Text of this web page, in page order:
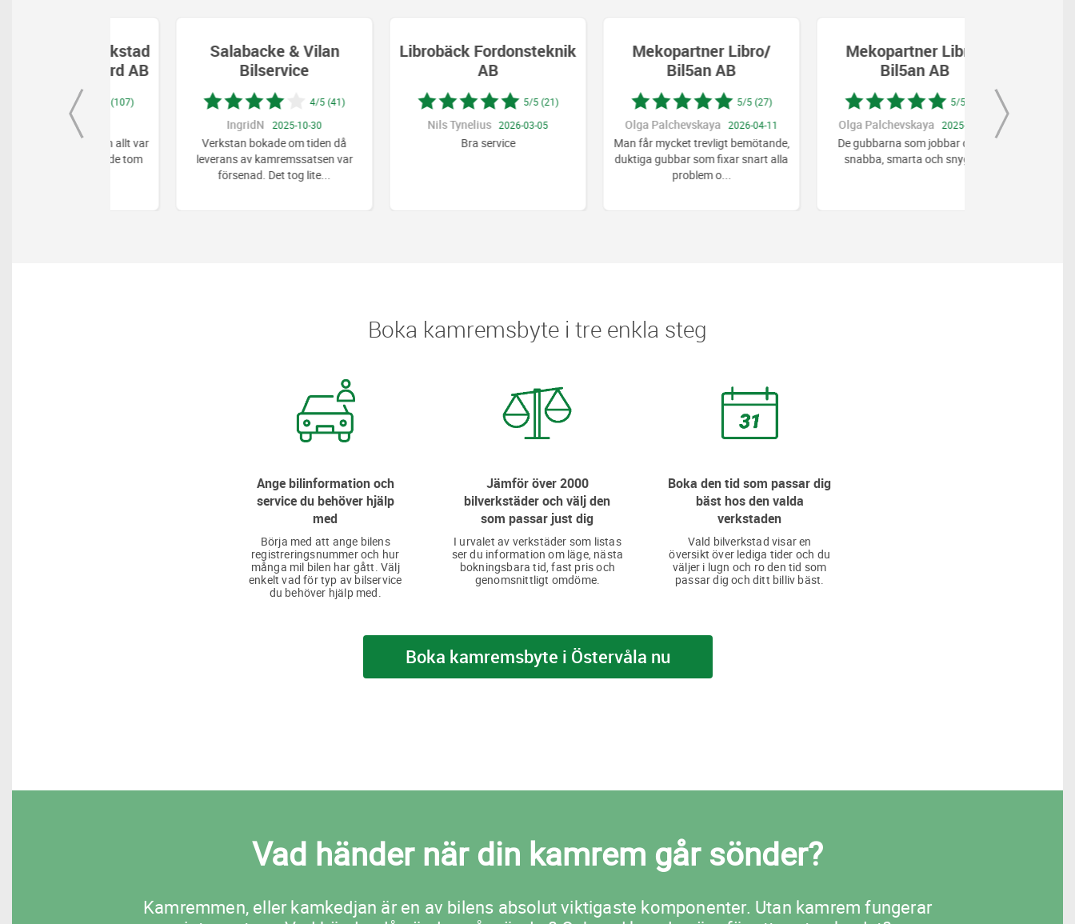
5/5 (107)
och allt var
Salabacke & Vilan
Bilservice
4/5 (41)
2025-10-30
Verkstan bokade om tiden då
leverans av kamremssatsen var
försenad. Det tog lite...
Librobäck Fordonsteknik
5/5 (21)
Nils Tynelius 2026-03-05
Mekopartner Libro/
Bil5an AB
5/5 (27)
Olga Palchevskaya 2026-04-11
Man får mycket trevligt bemötande,
duktiga gubbar som fixar snart alla
...
Mekopartner Libro/
Bil5an AB
5/5 (27)
Olga Palchevskaya 2025-11-15
De gubbarna som jobbar där är
snabba, smarta och snygga.
Boka kamremsbyte i tre enkla steg
Ange bilinformation och
service du behöver hjälp
med
Börja med att ange bilens
registreringsnummer och hur
många mil bilen har gått. Välj
enkelt vad för typ av bilservice
du behöver hjälp med.
Jämför över 2000
bilverkstäder och välj den
som passar just dig
I urvalet av verkstäder som listas
ser du information om läge, nästa
bokningsbara tid, fast pris och
genomsnittligt omdöme.
Boka den tid som passar dig
bäst hos den valda
verkstaden
Vald bilverkstad visar en
översikt över lediga tider och du
väljer i lugn och ro den tid som
passar dig och ditt billiv bäst.
Boka kamremsbyte i Östervåla nu
Vad händer när din kamrem går sönder?
Kamremmen, eller kamkedjan är en av bilens absolut viktigaste komponenter. Utan kamrem fungerar